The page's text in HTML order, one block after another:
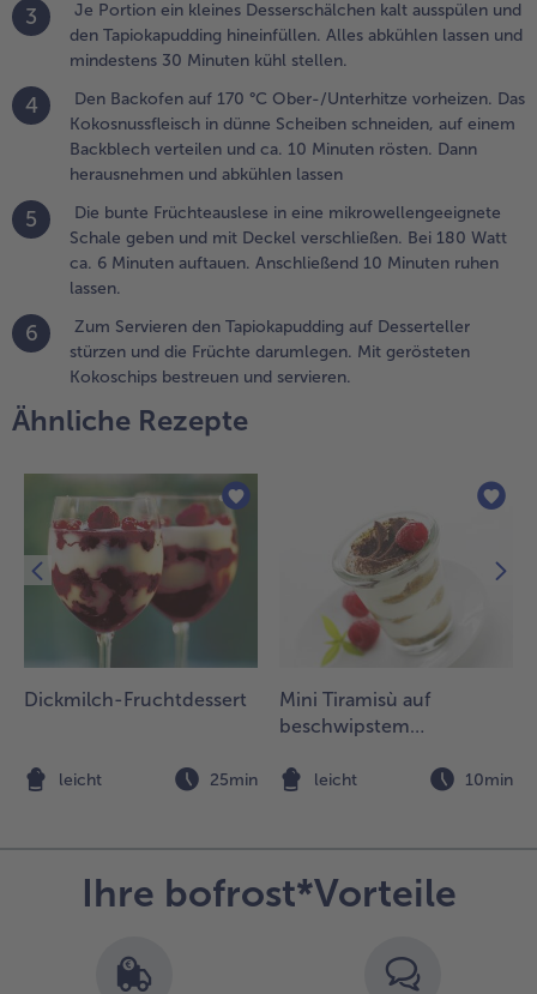
lassen.
Portion ein
ausspülen
den
abkühlen
und
30
kühl
Unterhitze
Das
dünne
auf
Minuten
abkühlen
in eine
geben und mit
verschließen.
3
Je Portion ein kleines Desserschälchen kalt ausspülen und
den Tapiokapudding hineinfüllen. Alles abkühlen lassen und
mindestens 30 Minuten kühl stellen.
4
Den Backofen auf 170 °C Ober-/Unterhitze vorheizen. Das
Kokosnussfleisch in dünne Scheiben schneiden, auf einem
Backblech verteilen und ca. 10 Minuten rösten. Dann
herausnehmen und abkühlen lassen
5
Die bunte Früchteauslese in eine mikrowellengeeignete
Schale geben und mit Deckel verschließen. Bei 180 Watt
ca. 6 Minuten auftauen. Anschließend 10 Minuten ruhen
lassen.
6
Zum Servieren den Tapiokapudding auf Desserteller
stürzen und die Früchte darumlegen. Mit gerösteten
Kokoschips bestreuen und servieren.
Ähnliche Rezepte
Dickmilch-Fruchtdessert
leicht 25min
Mini Tiramisù auf
beschwipstem
leicht 10min
Ihre bofrost*Vorteile